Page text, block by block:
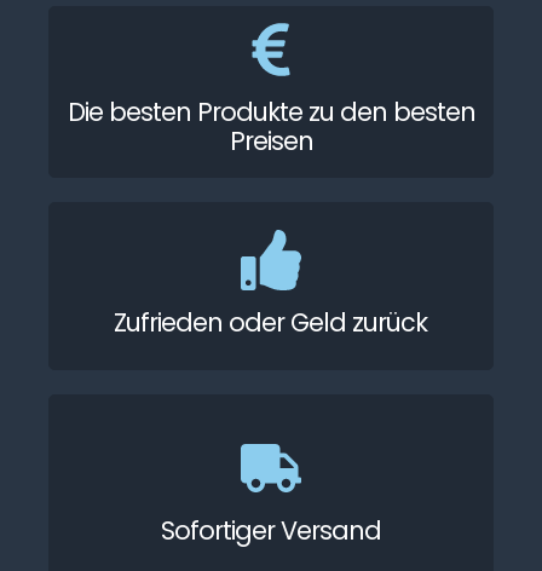
Die besten Produkte zu den besten
Preisen
Zufrieden oder Geld zurück
Sofortiger Versand